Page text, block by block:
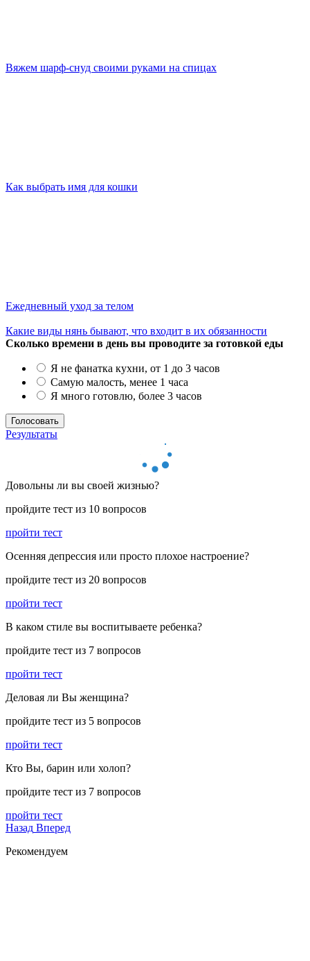
Вяжем шарф-снуд своими руками на спицах
Как выбрать имя для кошки
Ежедневный уход за телом
Какие виды нянь бывают, что входит в их обязанности
Сколько времени в день вы проводите за готовкой еды
Я не фанатка кухни, от 1 до 3 часов
Самую малость, менее 1 часа
Я много готовлю, более 3 часов
Результаты
Довольны ли вы своей жизнью?
пройдите тест из 10 вопросов
пройти тест
Осенняя депрессия или просто плохое настроение?
пройдите тест из 20 вопросов
пройти тест
В каком стиле вы воспитываете ребенка?
пройдите тест из 7 вопросов
пройти тест
Деловая ли Вы женщина?
пройдите тест из 5 вопросов
пройти тест
Кто Вы, барин или холоп?
пройдите тест из 7 вопросов
пройти тест
Назад Вперед
Рекомендуем